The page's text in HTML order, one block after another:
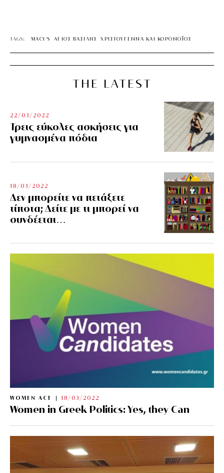
TAGS: MACY'S ΑΓΙΟΣ ΒΑΣΙΛΗΣ ΧΡΙΣΤΟΥΓΕΝΝΑ ΚΑΙ ΚΟΡΟΝΟΪΟΣ
THE LATEST
22/03/2022
Τρεις εύκολες ασκήσεις για
γυμνασμένα πόδια
18/03/2022
Δεν μπορείτε να πετάξετε
τίποτα; Δείτε με τι μπορεί να
συνδέεται…
WOMEN ACT 18/03/2022
Women in Greek Politics: Yes, they Can